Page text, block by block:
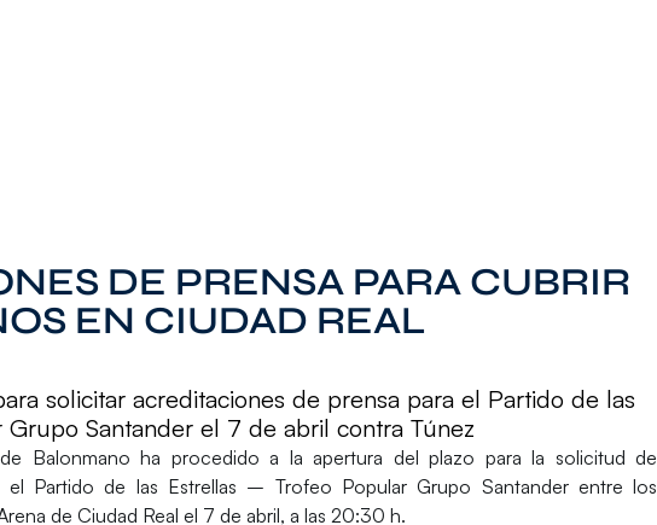
DE PRENSA PARA CUBRIR
EN CIUDAD REAL
solicitar acreditaciones de prensa para el Partido de las
Santander el 7 de abril contra Túnez
Balonmano ha procedido a la apertura del plazo para la solicitud de
el Partido de las Estrellas – Trofeo Popular Grupo Santanderentre los
de Ciudad Real el 7 de abril, a las 20:30 h.